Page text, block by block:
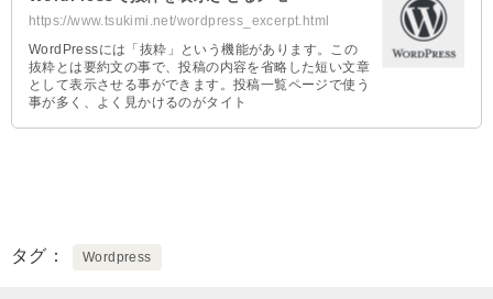
WordPressで使用出来る抜粋文の種類 WordPressで表
https://www.tsukimi.net/wordpress_excerpt.html
WordPressには「抜粋」という機能があります。この
抜粋とは要約文の事で、投稿の内容を省略した短い文章
として表示させる事ができます。投稿一覧ページで使う
事が多く、よく見かけるのがタイト
タグ Wordpress